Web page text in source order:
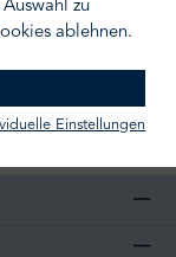
Versand ab 50 €
zu
ablehnen.
Einstellungen